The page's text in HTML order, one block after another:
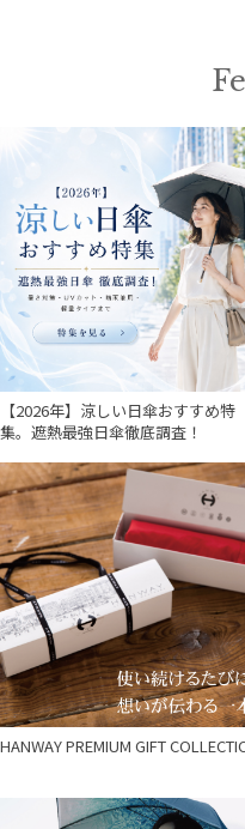
【2026年】涼しい日傘おすすめ特
集。遮熱最強日傘徹底調査！
HANWAY PREMIUM GIFT